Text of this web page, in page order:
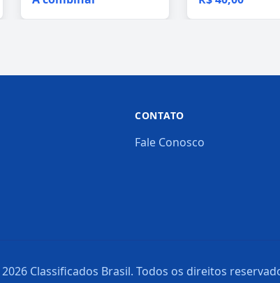
CONTATO
Fale Conosco
2026Classificados Brasil. Todos os direitos